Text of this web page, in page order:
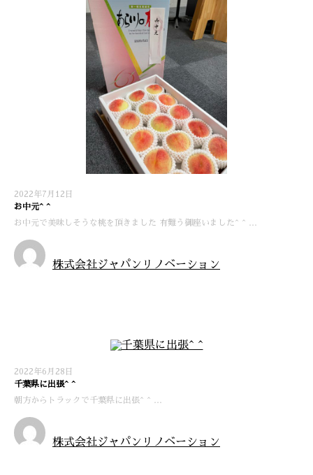
2022年7月12日
お中元^ ^
お中元で美味しそうな桃を頂きました 有難う御座いました^ ^ …
株式会社ジャパンリノベーション
2022年6月28日
千葉県に出張^ ^
朝方からトラックで千葉県に出張^ ^ …
株式会社ジャパンリノベーション